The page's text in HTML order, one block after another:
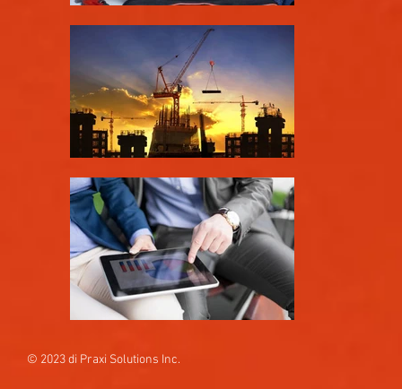
© 2023 di Praxi Solutions Inc.